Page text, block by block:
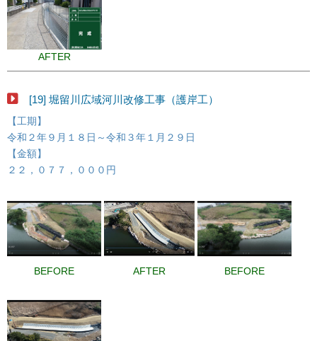
AFTER
[19] 堀留川広域河川改修工事（護岸工）
【工期】
令和２年９月１８日～令和３年１月２９日
【金額】
２２，０７７，０００円
BEFORE AFTER BEFORE